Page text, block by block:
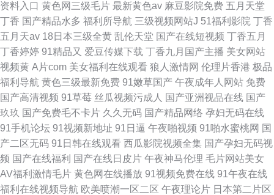
资料入口 黄色网三级毛片 最新黄色av 麻豆影院免费 五月天堂
丁香 国产精品水多 福利所导航 三级视频网站J 51福利影院 丁香
五月天av 18日本三级全黄 乱伦天堂 国产在线短视频 丁香五月
丁香婷婷 91精品又 爱豆传媒下载 丁香九月国产主播 美女网站
视频黄 A片com 美女福利在线观看 狼人激情网 伦理片香港 极品
福利导航 黄色三级最新免费 91嫩草国产 午夜成年人网站 免费
国产高清视频 91草莓 丝瓜视频污成人 国产亚洲视品在线 国产
玖玖 国产免费毛不卡片 久久无码 国产精品网络 孕妇无码在线
91手机论坛 91视频新地址 91日逼 午夜啪视频 91啪水蜜桃网 国
产二区无码 91日韩在线观看 西瓜影院视频全集 国产孕妇无码视
频 国产在线福利 国产在线日皮片 午夜神马伦理 毛片网站美女
AV福利激情毛片 黄色网在线播放 91视频免费在线 91午夜在线
福利在线视频导航 欧美喷潮一区二区 午夜理论片 日本第二片区